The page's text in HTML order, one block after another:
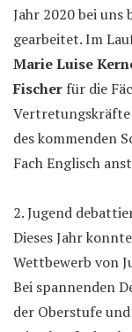
Jahr 2020 bei
gearbeitet. Im
Marie Luise
Fischer für die
des kommenden
Fach Englisch
2. Jugend
Dieses Jahr
Wettbewerb von
Bei spannenden
der Oberstufe